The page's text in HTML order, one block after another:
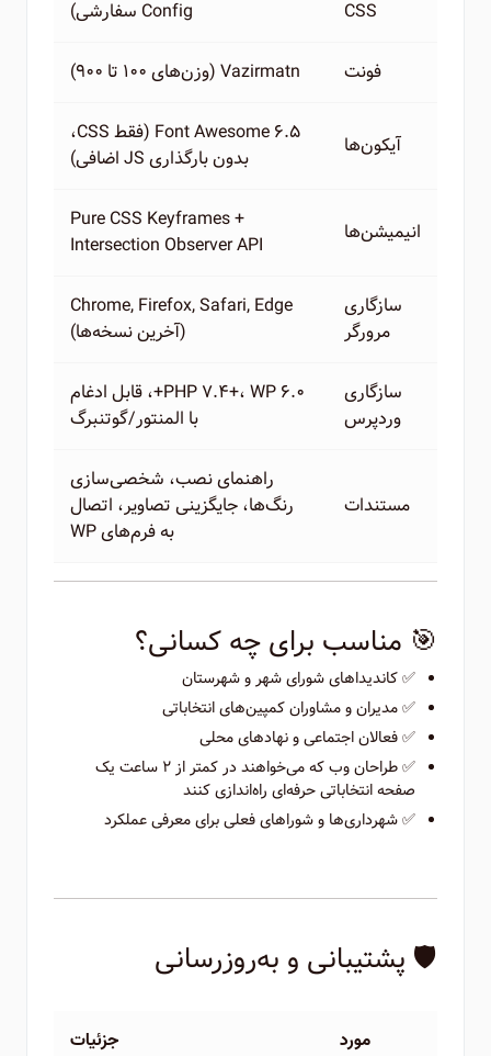
CSS Config سفارشی)
فونت Vazirmatn (وزن‌های ۱۰۰ تا ۹۰۰)
آیکون‌ها
Font Awesome 6.5 (فقط CSS،
بدون بارگذاری JS اضافی)
انیمیشن‌ها
Pure CSS Keyframes +
Intersection Observer API
سازگاری
مرورگر
Chrome, Firefox, Safari, Edge
(آخرین نسخه‌ها)
سازگاری
وردپرس
PHP 7.4+، WP 6.0+، قابل ادغام
با المنتور/گوتنبرگ
مستندات
راهنمای نصب، شخصی‌سازی
رنگ‌ها، جایگزینی تصاویر، اتصال
به فرم‌های WP
🎯 مناسب برای چه کسانی؟
✅ کاندیداهای شورای شهر و شهرستان
✅ مدیران و مشاوران کمپین‌های انتخاباتی
✅ فعالان اجتماعی و نهادهای محلی
✅ طراحان وب که می‌خواهند در کمتر از ۲ ساعت یک
صفحه انتخاباتی حرفه‌ای راه‌اندازی کنند
✅ شهرداری‌ها و شوراهای فعلی برای معرفی عملکرد
🛡️ پشتیبانی و به‌روزرسانی
مورد جزئیات